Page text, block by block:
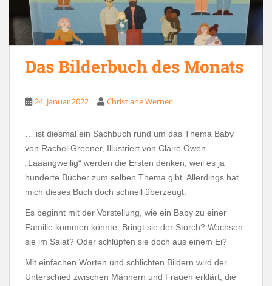
Das Bilderbuch des Monats
24. Januar 2022 Christiane Werner
… ist diesmal ein Sachbuch rund um das Thema Baby
von Rachel Greener, Illustriert von Claire Owen.
„Laaangweilig“ werden die Ersten denken, weil es ja
hunderte Bücher zum selben Thema gibt. Allerdings hat
mich dieses Buch doch schnell überzeugt.
Es beginnt mit der Vorstellung, wie ein Baby zu einer
Familie kommen könnte. Bringt sie der Storch? Wachsen
sie im Salat? Oder schlüpfen sie doch aus einem Ei?
Mit einfachen Worten und schlichten Bildern wird der
Unterschied zwischen Männern und Frauen erklärt, die